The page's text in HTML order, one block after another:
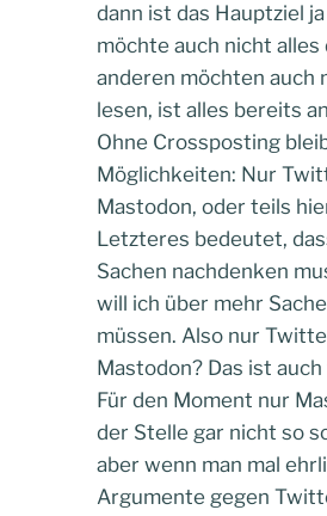
dann ist das Hauptziel
möchte auch nicht alles
anderen möchten auch
lesen, ist alles bereits
Ohne Crossposting
Möglichkeiten: Nur
Mastodon, oder teils
Letzteres bedeutet,
Sachen nachdenken
will ich über mehr
müssen. Also nur
Mastodon? Das ist
Für den Moment nur
der Stelle gar nicht so
aber wenn man mal
Argumente gegen